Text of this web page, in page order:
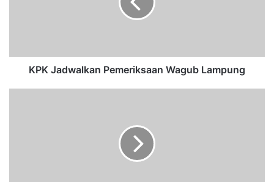
KPK Jadwalkan Pemeriksaan Wagub Lampung